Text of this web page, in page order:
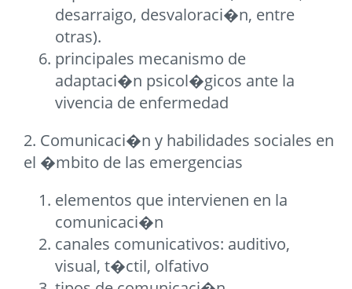
desarraigo, desvaloraci�n, entre
otras).
principales mecanismo de
adaptaci�n psicol�gicos ante la
vivencia de enfermedad
2. Comunicaci�n y habilidades sociales en
el �mbito de las emergencias
elementos que intervienen en la
comunicaci�n
canales comunicativos: auditivo,
visual, t�ctil, olfativo